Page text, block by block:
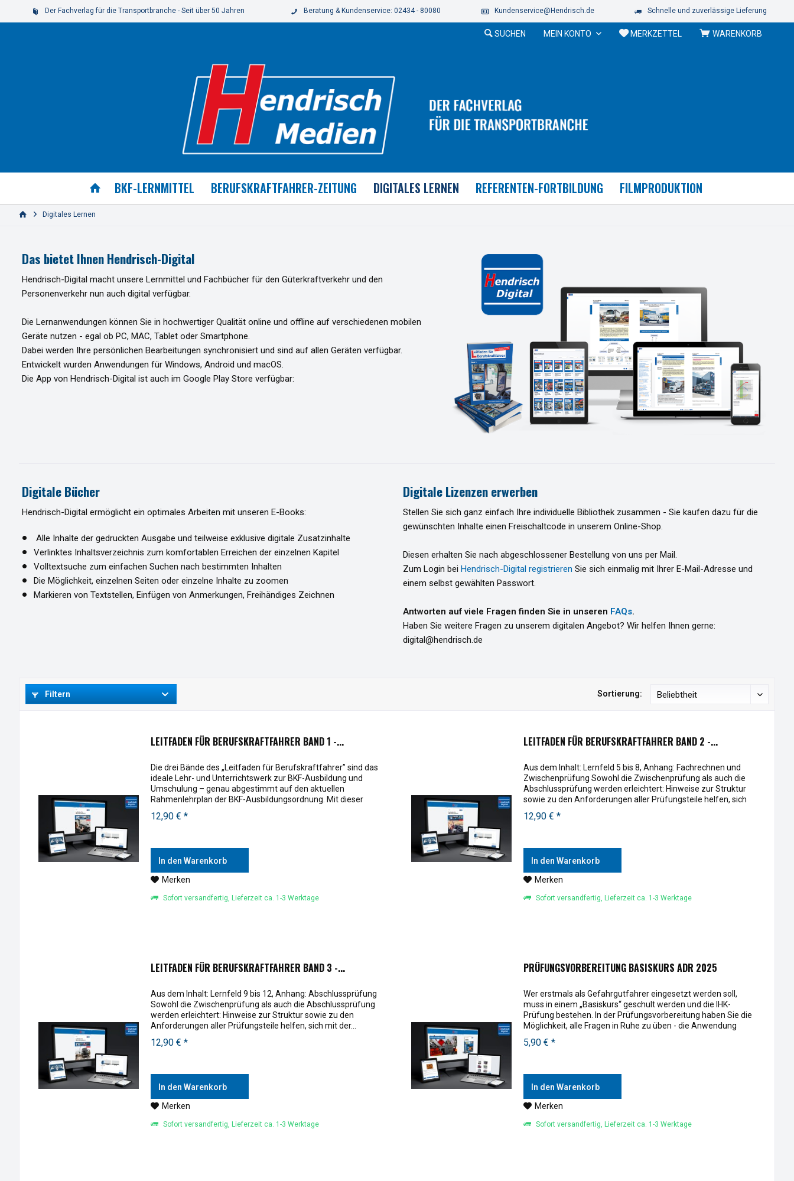
Der Fachverlag für die Transportbranche - Seit über 50 Jahren Beratung & Kundenservice: 02434 - 80080 Kundenservice@Hendrisch.de Schnelle und zuverlässige Lieferung
WARENKORB
MERKZETTEL
MEIN KONTO
SUCHEN
BKF-LERNMITTEL BERUFSKRAFTFAHRER-ZEITUNG DIGITALES LERNEN REFERENTEN-FORTBILDUNG FILMPRODUKTION
Digitales Lernen
Das bietet Ihnen Hendrisch-Digital
Hendrisch-Digital macht unsere Lernmittel und Fachbücher für den Güterkraftverkehr und den
Personenverkehr nun auch digital verfügbar.
Die Lernanwendungen können Sie in hochwertiger Qualität online und offline auf verschiedenen mobilen
Geräte nutzen - egal ob PC, MAC, Tablet oder Smartphone.
Dabei werden Ihre persönlichen Bearbeitungen synchronisiert und sind auf allen Geräten verfügbar.
Entwickelt wurden Anwendungen für Windows, Android und macOS.
Die App von Hendrisch-Digital ist auch im Google Play Store verfügbar:
Digitale Bücher
Hendrisch-Digital ermöglicht ein optimales Arbeiten mit unseren E-Books:
Alle Inhalte der gedruckten Ausgabe und teilweise exklusive digitale Zusatzinhalte
Verlinktes Inhaltsverzeichnis zum komfortablen Erreichen der einzelnen Kapitel
Volltextsuche zum einfachen Suchen nach bestimmten Inhalten
Die Möglichkeit, einzelnen Seiten oder einzelne Inhalte zu zoomen
Markieren von Textstellen, Einfügen von Anmerkungen, Freihändiges Zeichnen
Digitale Lizenzen erwerben
Stellen Sie sich ganz einfach Ihre individuelle Bibliothek zusammen - Sie kaufen dazu für die
gewünschten Inhalte einen Freischaltcode in unserem Online-Shop.
Diesen erhalten Sie nach abgeschlossener Bestellung von uns per Mail.
Zum Login bei Hendrisch-Digital registrieren Sie sich einmalig mit Ihrer E-Mail-Adresse und
einem selbst gewählten Passwort.
Antworten auf viele Fragen finden Sie in unseren FAQs.
Haben Sie weitere Fragen zu unserem digitalen Angebot? Wir helfen Ihnen gerne:
digital@hendrisch.de
Filtern Sortierung:
LEITFADEN FÜR BERUFSKRAFTFAHRER BAND 1 -...
Die drei Bände des „Leitfaden für Berufskraftfahrer” sind das
ideale Lehr- und Unterrichtswerk zur BKF-Ausbildung und
Umschulung – genau abgestimmt auf den aktuellen
Rahmenlehrplan der BKF-Ausbildungsordnung. Mit dieser
12,90 € *
In den Warenkorb
Merken
Sofort versandfertig, Lieferzeit ca. 1-3 Werktage
LEITFADEN FÜR BERUFSKRAFTFAHRER BAND 2 -...
Aus dem Inhalt: Lernfeld 5 bis 8, Anhang: Fachrechnen und
Zwischenprüfung Sowohl die Zwischenprüfung als auch die
Abschlussprüfung werden erleichtert: Hinweise zur Struktur
sowie zu den Anforderungen aller Prüfungsteile helfen, sich
12,90 € *
In den Warenkorb
Merken
Sofort versandfertig, Lieferzeit ca. 1-3 Werktage
LEITFADEN FÜR BERUFSKRAFTFAHRER BAND 3 -...
Aus dem Inhalt: Lernfeld 9 bis 12, Anhang: Abschlussprüfung
Sowohl die Zwischenprüfung als auch die Abschlussprüfung
werden erleichtert: Hinweise zur Struktur sowie zu den
Anforderungen aller Prüfungsteile helfen, sich mit der...
12,90 € *
In den Warenkorb
Merken
Sofort versandfertig, Lieferzeit ca. 1-3 Werktage
PRÜFUNGSVORBEREITUNG BASISKURS ADR 2025
Wer erstmals als Gefahrgutfahrer eingesetzt werden soll,
muss in einem „Basiskurs“ geschult werden und die IHK-
Prüfung bestehen. In der Prüfungsvorbereitung haben Sie die
Möglichkeit, alle Fragen in Ruhe zu üben - die Anwendung
5,90 € *
In den Warenkorb
Merken
Sofort versandfertig, Lieferzeit ca. 1-3 Werktage